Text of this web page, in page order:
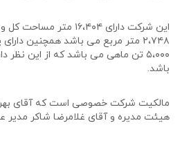
این شرکت دارای ۱۶،۴۰۴
۲،۷۴۸ متر مربع می باشد همچنین
۵،۰۰۰ تن ماهی می باشد که از این
باشد.
مالکیت شرکت خصوصی است که آقای
هیئت مدیره و آقای غلامرضا شاکر مدیر